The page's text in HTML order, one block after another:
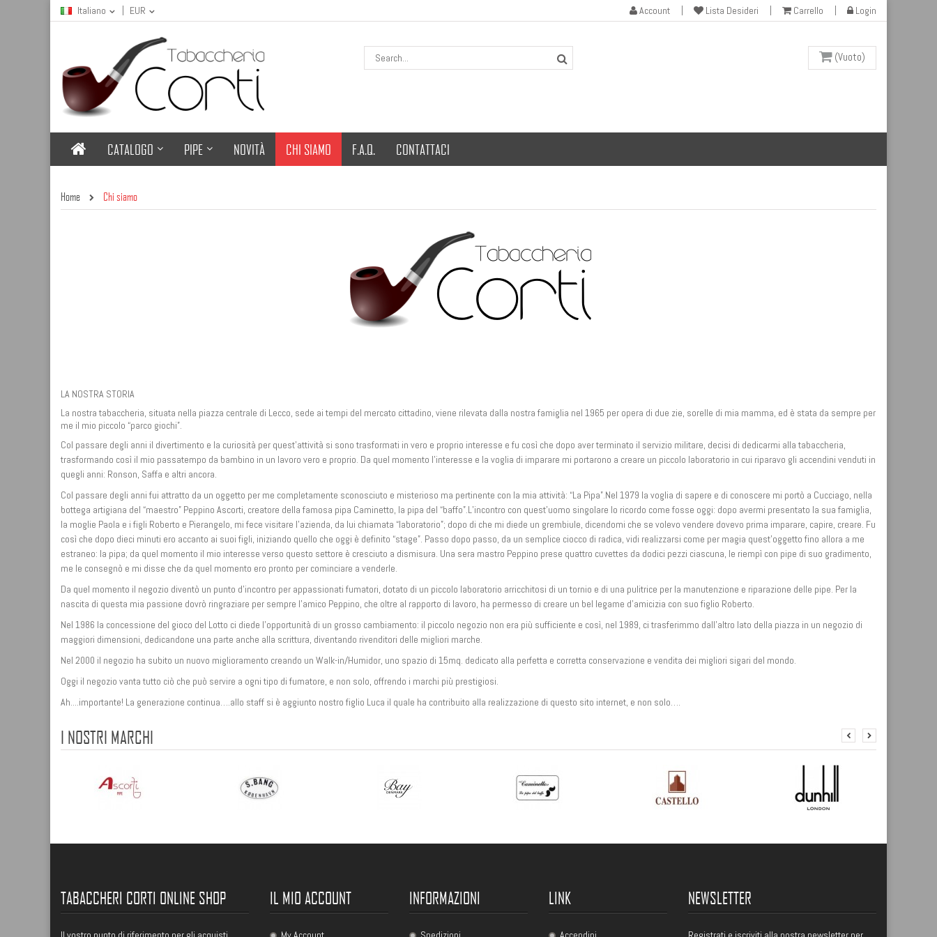
Account Lista Desideri Carrello Login
Italiano EUR
(Vuoto)
CATALOGO PIPE NOVITÀ CHI SIAMO F.A.Q. CONTATTACI
Home Chi siamo
LA NOSTRA STORIA
La nostra tabaccheria, situata nella piazza centrale di Lecco, sede ai tempi del mercato cittadino, viene rilevata dalla nostra famiglia nel 1965 per opera di due zie, sorelle di mia mamma, ed è stata da sempre per
me il mio piccolo “parco giochi”.
Col passare degli anni il divertimento e la curiosità per quest’attività si sono trasformati in vero e proprio interesse e fu così che dopo aver terminato il servizio militare, decisi di dedicarmi alla tabaccheria,
trasformando così il mio passatempo da bambino in un lavoro vero e proprio. Da quel momento l’interesse e la voglia di imparare mi portarono a creare un piccolo laboratorio in cui riparavo gli accendini venduti in
quegli anni: Ronson, Saffa e altri ancora.
Col passare degli anni fui attratto da un oggetto per me completamente sconosciuto e misterioso ma pertinente con la mia attività: “La Pipa”.Nel 1979 la voglia di sapere e di conoscere mi portò a Cucciago, nella
bottega artigiana del “maestro” Peppino Ascorti, creatore della famosa pipa Caminetto, la pipa del “baffo”.L’incontro con quest’uomo singolare lo ricordo come fosse oggi: dopo avermi presentato la sua famiglia,
la moglie Paola e i figli Roberto e Pierangelo, mi fece visitare l’azienda, da lui chiamata “laboratorio”; dopo di che mi diede un grembiule, dicendomi che se volevo vendere dovevo prima imparare, capire, creare. Fu
così che dopo dieci minuti ero accanto ai suoi figli, iniziando quello che oggi è definito “stage”. Passo dopo passo, da un semplice ciocco di radica, vidi realizzarsi come per magia quest’oggetto fino allora a me
estraneo: la pipa; da quel momento il mio interesse verso questo settore è cresciuto a dismisura. Una sera mastro Peppino prese quattro cuvettes da dodici pezzi ciascuna, le riempì con pipe di suo gradimento,
me le consegnò e mi disse che da quel momento ero pronto per cominciare a venderle.
Da quel momento il negozio diventò un punto d’incontro per appassionati fumatori, dotato di un piccolo laboratorio arricchitosi di un tornio e di una pulitrice per la manutenzione e riparazione delle pipe. Per la
nascita di questa mia passione dovrò ringraziare per sempre l’amico Peppino, che oltre al rapporto di lavoro, ha permesso di creare un bel legame d’amicizia con suo figlio Roberto.
Nel 1986 la concessione del gioco del Lotto ci diede l’opportunità di un grosso cambiamento: il piccolo negozio non era più sufficiente e così, nel 1989, ci trasferimmo dall’altro lato della piazza in un negozio di
maggiori dimensioni, dedicandone una parte anche alla scrittura, diventando rivenditori delle migliori marche.
Nel 2000 il negozio ha subito un nuovo miglioramento creando un Walk-in/Humidor, uno spazio di 15mq. dedicato alla perfetta e corretta conservazione e vendita dei migliori sigari del mondo.
Oggi il negozio vanta tutto ciò che può servire a ogni tipo di fumatore, e non solo, offrendo i marchi più prestigiosi.
Ah....importante! La generazione continua….allo staff si è aggiunto nostro figlio Luca il quale ha contribuito alla realizzazione di questo sito internet, e non solo….
I NOSTRI MARCHI
TABACCHERI CORTI ONLINE SHOP IL MIO ACCOUNT INFORMAZIONI LINK NEWSLETTER